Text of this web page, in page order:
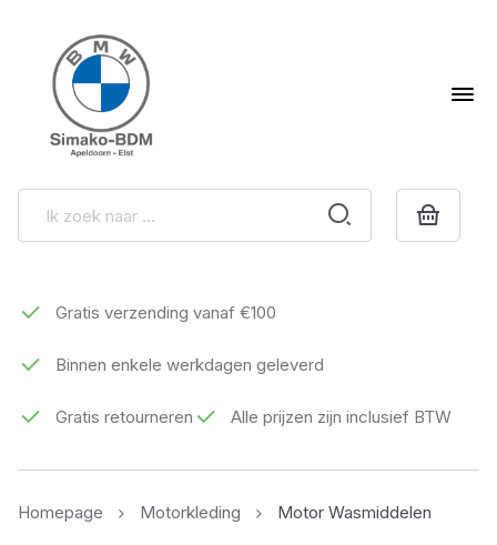
Gratis verzending vanaf €100
Binnen enkele werkdagen geleverd
Gratis retourneren Alle prijzen zijn inclusief BTW
Homepage Motorkleding Motor Wasmiddelen